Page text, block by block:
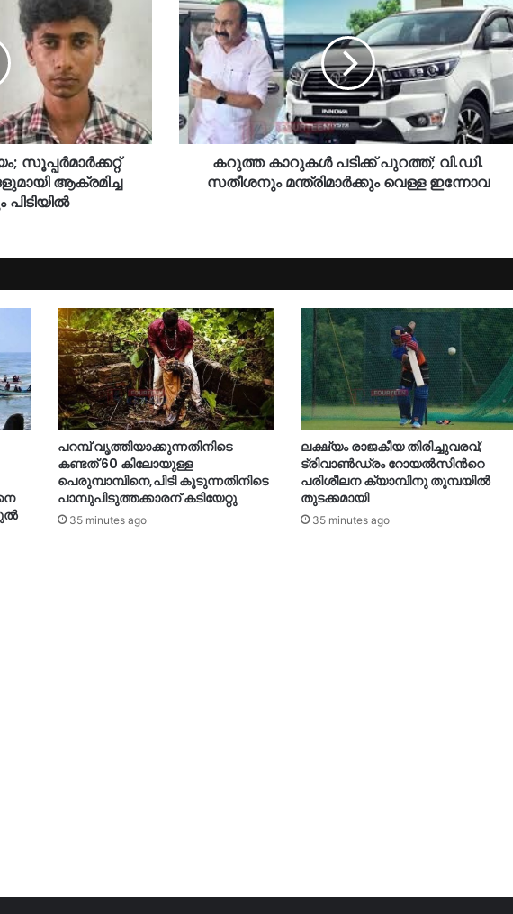
സൂപ്പർമാർക്കറ്റ്
ആക്രമിച്ച
കറുത്ത കാറുകൾ പടിക്ക് പുറത്ത്; വി.ഡി.
സതീശനും മന്ത്രിമാർക്കും വെള്ള ഇന്നോവ
പറമ്പ് വൃത്തിയാക്കുന്നതിനിടെ
കണ്ടത് 60 കിലോയുള്ള
പെരുമ്പാമ്പിനെ,പിടി കൂടുന്നതിനിടെ
പാമ്പുപിടുത്തക്കാരന് കടിയേറ്റു
35 minutes ago
ലക്ഷ്യം രാജകീയ തിരിച്ചുവരവ്;
ട്രിവാൺഡ്രം റോയൽസിന്‍റെ
പരിശീലന ക്യാമ്പിനു തുമ്പയില്‍
തുടക്കമായി
35 minutes ago